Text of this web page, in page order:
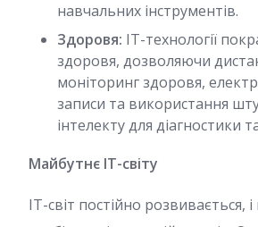
навчальних інструментів.
Здоровя: IT-технології
здоровя, дозволяючи
моніторинг здоровя,
записи та використання
інтелекту для діагностики
Майбутнє IT-світу
IT-світ постійно розвивається,